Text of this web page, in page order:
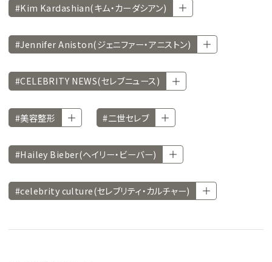
#Kim Kardashian(キム・カーダシアン)
#Jennifer Aniston(ジェニファー・アニストン)
#CELEBRITY NEWS(セレブニュース)
#美容整形 #二世セレブ
#Hailey Bieber(ヘイリー・ビーバー)
#celebrity culture(セレブリティ・カルチャー)